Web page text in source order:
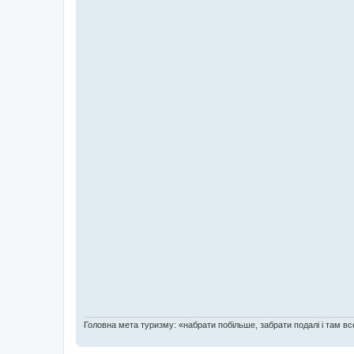
Головна мета туризму: «набрати побільше, забрати подалі і там